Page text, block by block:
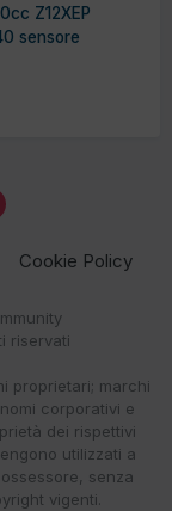
Z12XEP
sensore
Cookie Policy
riservati
proprietari; marchi
corporativi e
dei rispettivi
utilizzati a
senza
vigenti.